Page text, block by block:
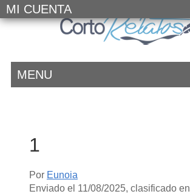
MI CUENTA
MENU
1
Por Eunoia
Enviado el 11/08/2025, clasificado en